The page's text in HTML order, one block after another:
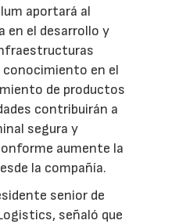
aportará al
en el desarrollo y
en el
de productos
contribuirán a
segura y
aumente la
la compañía.
senior de
señaló que